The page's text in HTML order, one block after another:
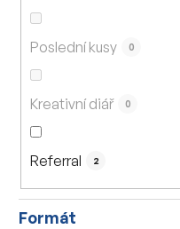
Poslední kusy 0
Kreativní diář 0
Referral 2
Formát